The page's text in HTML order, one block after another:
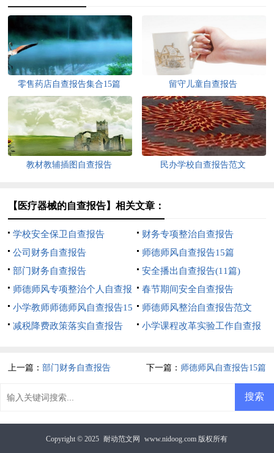
零售药店自查报告集合15篇 留守儿童自查报告
教材教辅插图自查报告 民办学校自查报告范文
【医疗器械的自查报告】相关文章：
学校安全保卫自查报告
财务专项整治自查报告
公司财务自查报告
师德师风自查报告15篇
部门财务自查报告
安全播出自查报告(11篇)
师德师风专项整治个人自查报
告
春节期间安全自查报告
小学教师师德师风自查报告15
篇
师德师风整治自查报告范文
减税降费政策落实自查报告
小学课程改革实验工作自查报
上一篇：部门财务自查报告 下一篇： 师德师风自查报告15篇
Copyright © 2025 耐动范文网 www.nidoog.com 版权所有